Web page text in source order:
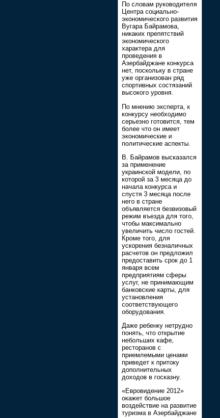
По словам руководителя
Центра социально-
экономического развития
Вугара Байрамова,
никаких препятствий
экономического
характера для
проведения в
Азербайджане конкурса
нет, поскольку в стране
уже организован ряд
спортивных состязаний
высокого уровня.
По мнению эксперта, к
конкурсу необходимо
серьезно готовится, тем
более что он имеет
экономические и
политические аспекты.
В. Байрамов высказался
за применение
украинской модели, по
которой за 3 месяца до
начала конкурса и
спустя 3 месяца после
него в стране
объявляется безвизовый
режим въезда для того,
чтобы максимально
увеличить число гостей.
Кроме того, для
ускорения безналичных
расчетов он предложил
предоставить срок до 1
января всем
предприятиям сферы
услуг, не принимающим
банковские карты, для
установления
соответствующего
оборудования.
Даже ребенку нетрудно
понять, что открытие
небольших кафе,
ресторанов с
приемлемыми ценами
приведет к притоку
дополнительных
доходов в госказну.
«Eвровидение 2012»
окажет большое
воздействие на развитие
туризма в Азербайджане